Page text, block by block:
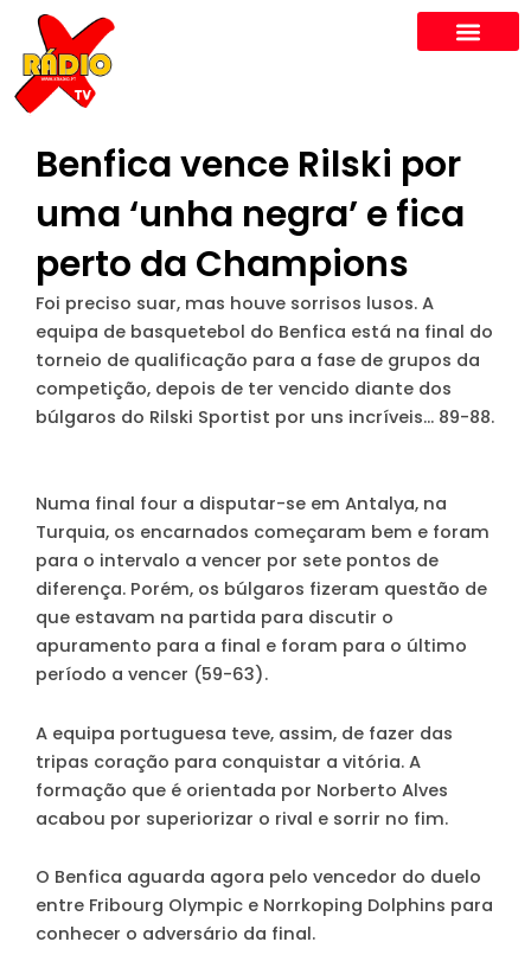
content
Benfica vence Rilski por
uma ‘unha negra’ e fica
perto da Champions
Foi preciso suar, mas houve sorrisos lusos. A
equipa de basquetebol do Benfica está na final do
torneio de qualificação para a fase de grupos da
competição, depois de ter vencido diante dos
búlgaros do Rilski Sportist por uns incríveis… 89-88.
Numa final four a disputar-se em Antalya, na
Turquia, os encarnados começaram bem e foram
para o intervalo a vencer por sete pontos de
diferença. Porém, os búlgaros fizeram questão de
que estavam na partida para discutir o
apuramento para a final e foram para o último
período a vencer (59-63).
A equipa portuguesa teve, assim, de fazer das
tripas coração para conquistar a vitória. A
formação que é orientada por Norberto Alves
acabou por superiorizar o rival e sorrir no fim.
O Benfica aguarda agora pelo vencedor do duelo
entre Fribourg Olympic e Norrkoping Dolphins para
conhecer o adversário da final.